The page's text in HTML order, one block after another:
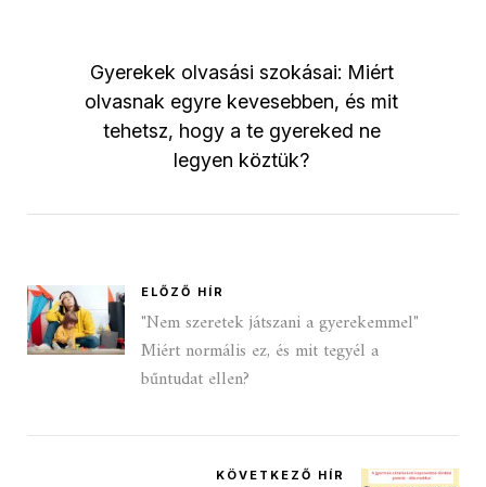
Gyerekek olvasási szokásai: Miért
olvasnak egyre kevesebben, és mit
tehetsz, hogy a te gyereked ne
legyen köztük?
ELŐZŐ HÍR
"Nem szeretek játszani a gyerekemmel"
Miért normális ez, és mit tegyél a
bűntudat ellen?
KÖVETKEZŐ HÍR